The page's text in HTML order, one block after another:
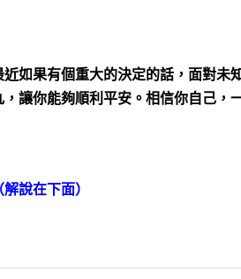
近如果有個重大的決定的話，面對未
，讓你能夠順利平安。相信你自己，
解說在下面）